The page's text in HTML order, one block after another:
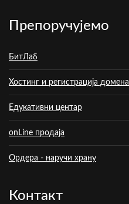
Препоручујемо
БитЛаб
Хостинг и регистрација домена
Едукативни центар
onLine продаја
Ордера - наручи храну
Контакт